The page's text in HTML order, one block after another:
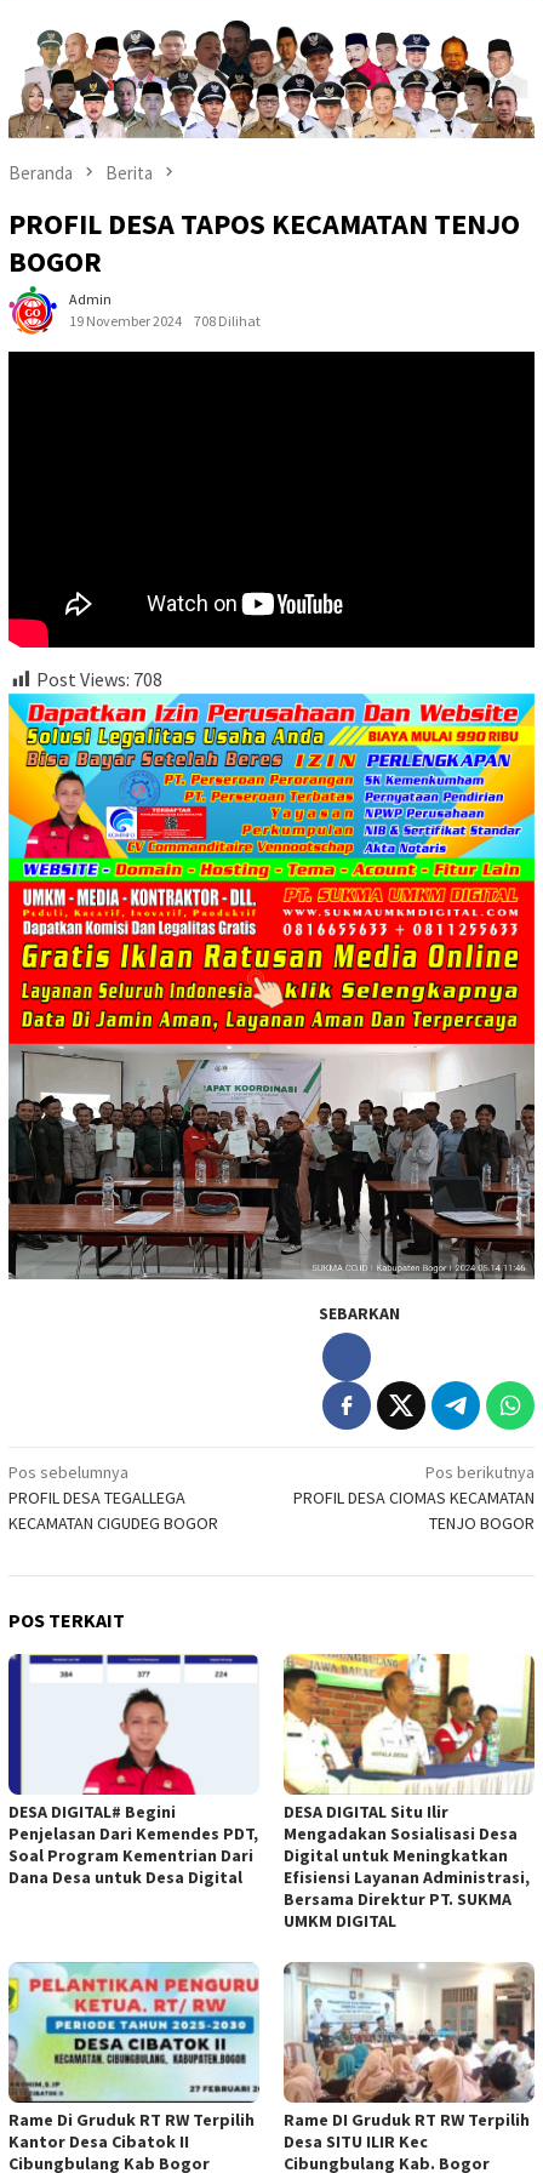
Beranda Berita
PROFIL DESA TAPOS KECAMATAN TENJO
BOGOR
Admin
19 November 2024
708 Dilihat
Post Views: 708
SEBARKAN
Navigasi
pos
Pos sebelumnya
PROFIL DESA TEGALLEGA
KECAMATAN CIGUDEG BOGOR
Pos berikutnya
PROFIL DESA CIOMAS KECAMATAN
TENJO BOGOR
POS TERKAIT
DESA DIGITAL# Begini
Penjelasan Dari Kemendes PDT,
Soal Program Kementrian Dari
Dana Desa untuk Desa Digital
DESA DIGITAL Situ Ilir
Mengadakan Sosialisasi Desa
Digital untuk Meningkatkan
Efisiensi Layanan Administrasi,
Bersama Direktur PT. SUKMA
UMKM DIGITAL
Rame Di Gruduk RT RW Terpilih
Kantor Desa Cibatok II
Cibungbulang Kab Bogor
Rame DI Gruduk RT RW Terpilih
Desa SITU ILIR Kec
Cibungbulang Kab. Bogor